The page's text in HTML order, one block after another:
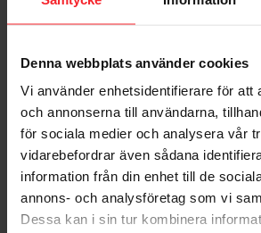
Denna webbplats använder cookies
Vi använder enhetsidentifierare för att
och annonserna till användarna,
för sociala medier och analysera vår
vidarebefordrar även sådana
information från din enhet till de
annons- och analysföretag som vi
Dessa kan i sin tur kombinera
Dig